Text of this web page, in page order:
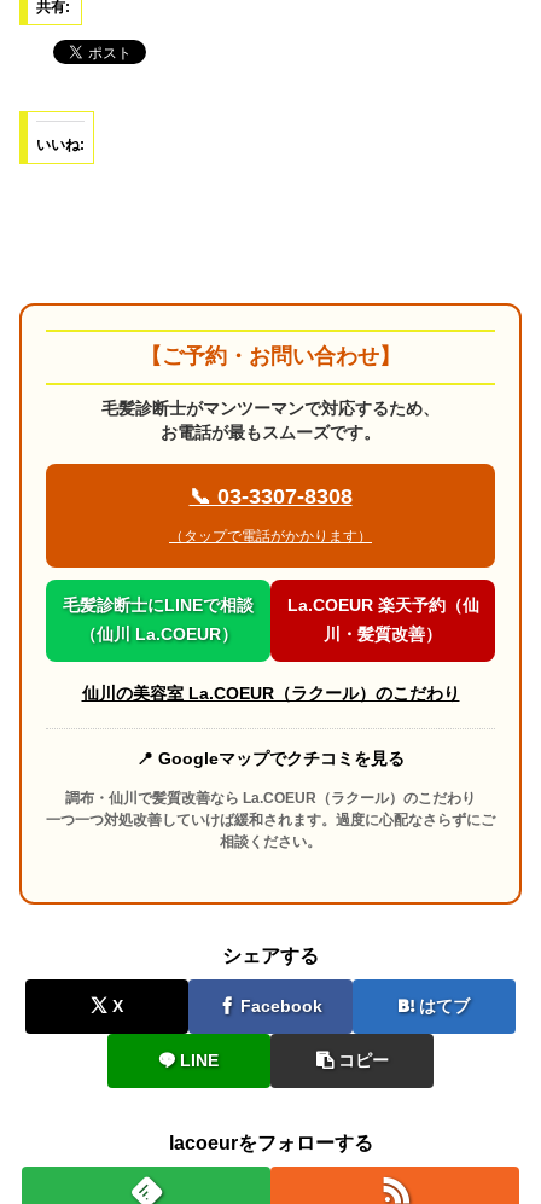
共有:
いいね:
【ご予約・お問い合わせ】
毛髪診断士がマンツーマンで対応するため、
お電話が最もスムーズです。
📞 03-3307-8308
（タップで電話がかかります）
毛髪診断士にLINEで相談
（仙川 La.COEUR）
La.COEUR 楽天予約（仙
川・髪質改善）
仙川の美容室 La.COEUR（ラクール）のこだわり
📍 Googleマップでクチコミを見る
調布・仙川で髪質改善なら La.COEUR（ラクール）のこだわり
一つ一つ対処改善していけば緩和されます。過度に心配なさらずにご
相談ください。
シェアする
X Facebook はてブ
LINE コピー
lacoeurをフォローする